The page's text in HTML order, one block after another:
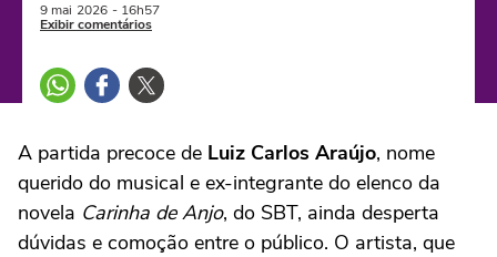
9 mai 2026 - 16h57
Exibir comentários
A partida precoce de Luiz Carlos Araújo, nome
querido do musical e ex-integrante do elenco da
novela Carinha de Anjo, do SBT, ainda desperta
dúvidas e comoção entre o público. O artista, que